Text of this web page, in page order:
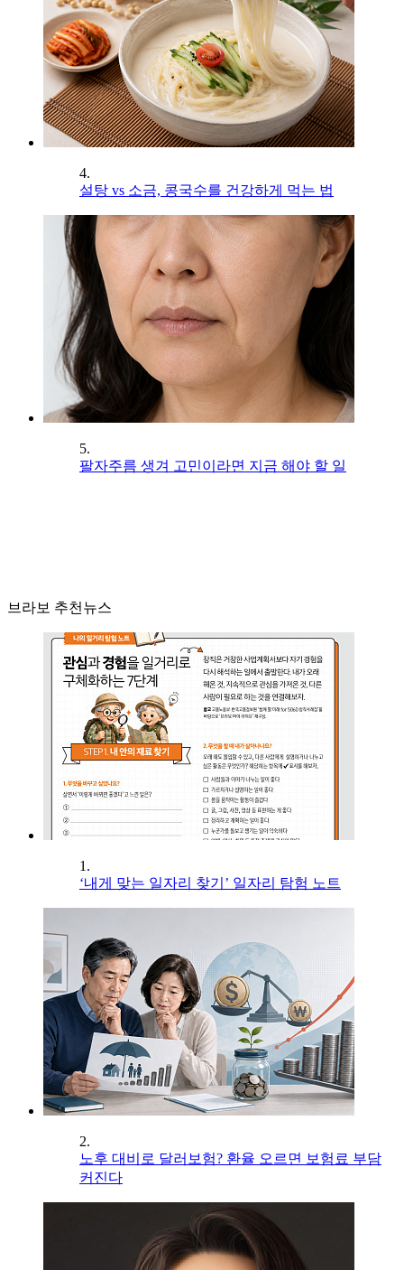
4.
설탕 vs 소금, 콩국수를 건강하게 먹는 법
5.
팔자주름 생겨 고민이라면 지금 해야 할 일
브라보 추천뉴스
1.
‘내게 맞는 일자리 찾기’ 일자리 탐험 노트
2.
노후 대비로 달러보험? 환율 오르면 보험료 부담
커진다